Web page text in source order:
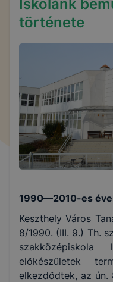
Iskolánk
története
1990—2010-es
Keszthely Város
8/1990. (III. 9.) Th.
előkészületek
elkezdődtek, az ún.